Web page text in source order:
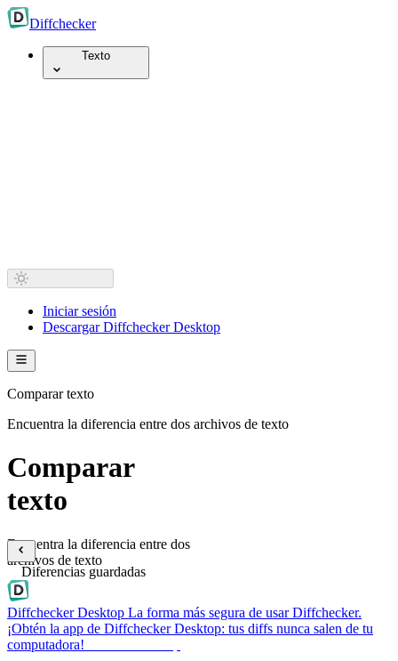
Diffchecker
Texto
Iniciar sesión
Descargar Diffchecker Desktop
Comparar texto
Encuentra la diferencia entre dos archivos de texto
Comparar
texto
Encuentra la diferencia entre dos
archivos de texto
Diferencias guardadas
Diffchecker Desktop La forma más segura de usar Diffchecker.
¡Obtén la app de Diffchecker Desktop: tus diffs nunca salen de tu
computadora!